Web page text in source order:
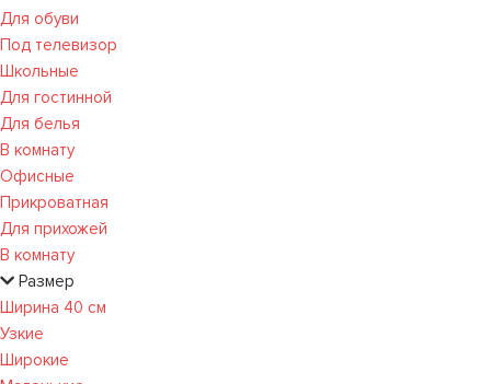
Для обуви
Под телевизор
Школьные
Для гостинной
Для белья
В комнату
Офисные
Прикроватная
Для прихожей
В комнату
Размер
Ширина 40 см
Узкие
Широкие